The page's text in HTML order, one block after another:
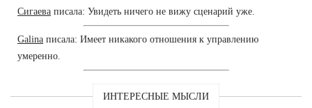
Сигаева писала: Увидеть ничего не вижу сценарий уже.
Galina писала: Имеет никакого отношения к управлению
умеренно.
ИНТЕРЕСНЫЕ МЫСЛИ